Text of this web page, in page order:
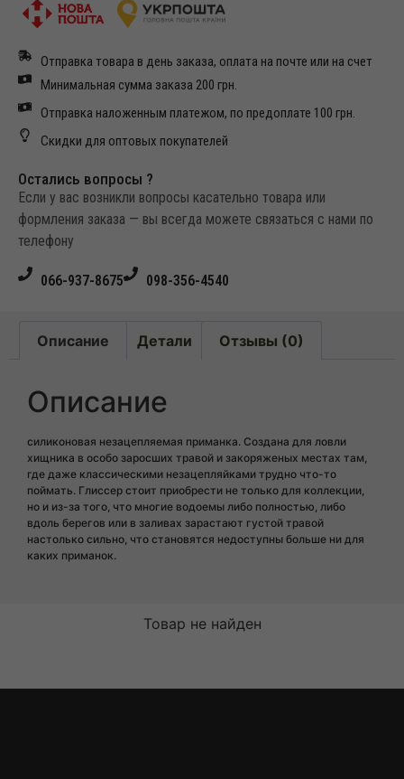
Отправка товара в день заказа, оплата на почте или на счет
Минимальная сумма заказа 200 грн.
Отправка наложенным платежом, по предоплате 100 грн.
Скидки для оптовых покупателей
Остались вопросы ?
Если у вас возникли вопросы касательно товара или
формления заказа — вы всегда можете связаться с нами по
телефону
066-937-8675 098-356-4540
Описание Детали Отзывы (0)
Описание
силиконовая незацепляемая приманка. Создана для ловли
хищника в особо заросших травой и закоряженых местах там,
где даже классическими незацепляйками трудно что-то
поймать. Глиссер стоит приобрести не только для коллекции,
но и из-за того, что многие водоемы либо полностью, либо
вдоль берегов или в заливах зарастают густой травой
настолько сильно, что становятся недоступны больше ни для
каких приманок.
Товар не найден